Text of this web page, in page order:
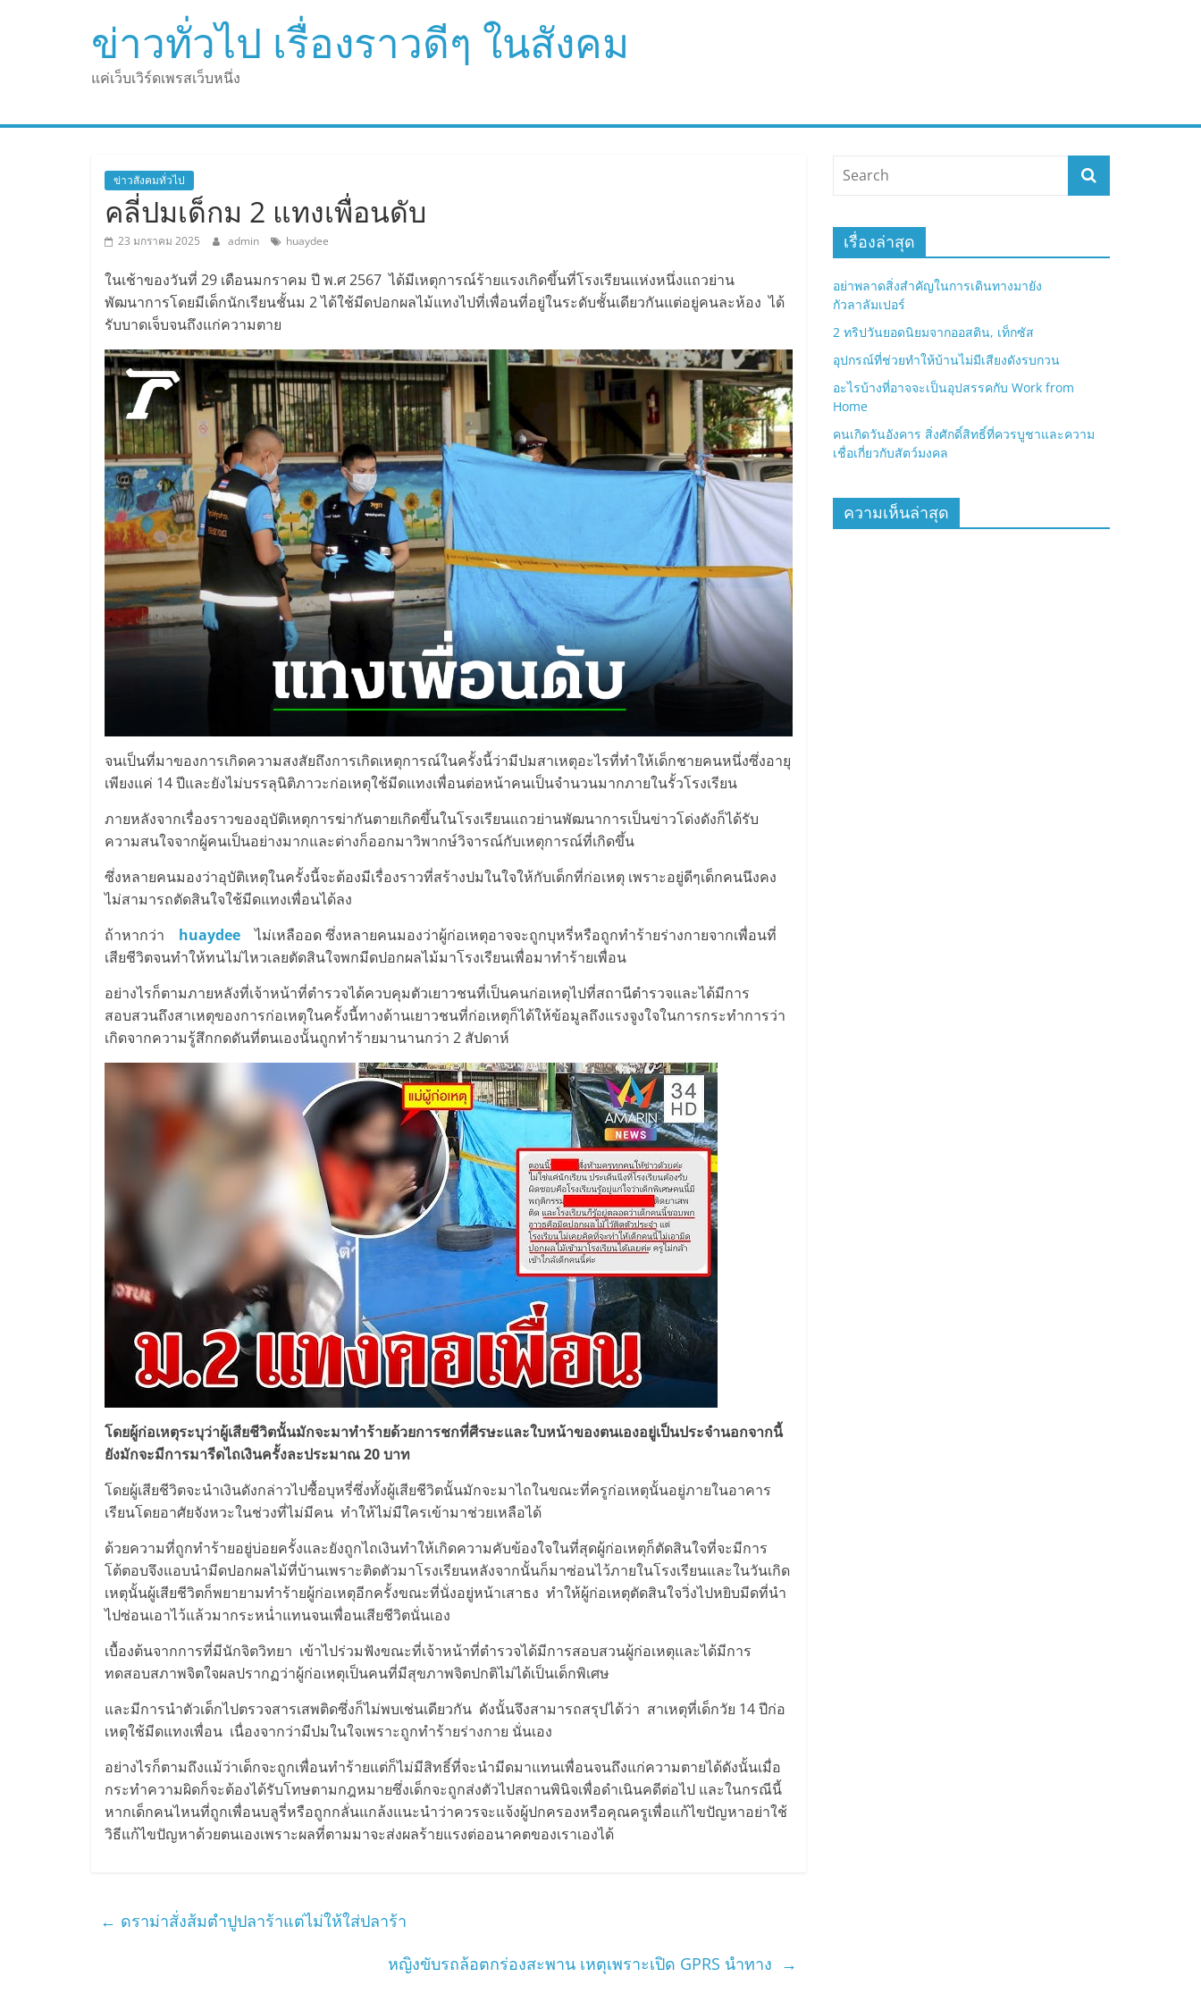
ข่าวทั่วไป เรื่องราวดีๆ ในสังคม
แค่เว็บเวิร์ดเพรสเว็บหนึ่ง
ข่าวสังคมทั่วไป
คลี่ปมเด็กม 2 แทงเพื่อนดับ
23 มกราคม 2025 admin huaydee
ในเช้าของวันที่ 29 เดือนมกราคม ปี พ.ศ 2567 ได้มีเหตุการณ์ร้ายแรงเกิดขึ้นที่โรงเรียนแห่งหนึ่งแถวย่าน
พัฒนาการโดยมีเด็กนักเรียนชั้นม 2 ได้ใช้มีดปอกผลไม้แทงไปที่เพื่อนที่อยู่ในระดับชั้นเดียวกันแต่อยู่คนละห้อง ได้
รับบาดเจ็บจนถึงแก่ความตาย
จนเป็นที่มาของการเกิดความสงสัยถึงการเกิดเหตุการณ์ในครั้งนี้ว่ามีปมสาเหตุอะไรที่ทำให้เด็กชายคนหนึ่งซึ่งอายุ
เพียงแค่ 14 ปีและยังไม่บรรลุนิติภาวะก่อเหตุใช้มีดแทงเพื่อนต่อหน้าคนเป็นจำนวนมากภายในรั้วโรงเรียน
ภายหลังจากเรื่องราวของอุบัติเหตุการฆ่ากันตายเกิดขึ้นในโรงเรียนแถวย่านพัฒนาการเป็นข่าวโด่งดังก็ได้รับ
ความสนใจจากผู้คนเป็นอย่างมากและต่างก็ออกมาวิพากษ์วิจารณ์กับเหตุการณ์ที่เกิดขึ้น
ซึ่งหลายคนมองว่าอุบัติเหตุในครั้งนี้จะต้องมีเรื่องราวที่สร้างปมในใจให้กับเด็กที่ก่อเหตุ เพราะอยู่ดีๆเด็กคนนึงคง
ไม่สามารถตัดสินใจใช้มีดแทงเพื่อนได้ลง
ถ้าหากว่า huaydee ไม่เหลืออด ซึ่งหลายคนมองว่าผู้ก่อเหตุอาจจะถูกบุหรี่หรือถูกทำร้ายร่างกายจากเพื่อนที่
เสียชีวิตจนทำให้ทนไม่ไหวเลยตัดสินใจพกมีดปอกผลไม้มาโรงเรียนเพื่อมาทำร้ายเพื่อน
อย่างไรก็ตามภายหลังที่เจ้าหน้าที่ตำรวจได้ควบคุมตัวเยาวชนที่เป็นคนก่อเหตุไปที่สถานีตำรวจและได้มีการ
สอบสวนถึงสาเหตุของการก่อเหตุในครั้งนี้ทางด้านเยาวชนที่ก่อเหตุก็ได้ให้ข้อมูลถึงแรงจูงใจในการกระทำการว่า
เกิดจากความรู้สึกกดดันที่ตนเองนั้นถูกทำร้ายมานานกว่า 2 สัปดาห์
โดยผู้ก่อเหตุระบุว่าผู้เสียชีวิตนั้นมักจะมาทำร้ายด้วยการชกที่ศีรษะและใบหน้าของตนเองอยู่เป็นประจำนอกจากนี้
ยังมักจะมีการมารีดไถเงินครั้งละประมาณ 20 บาท
โดยผู้เสียชีวิตจะนำเงินดังกล่าวไปซื้อบุหรี่ซึ่งทั้งผู้เสียชีวิตนั้นมักจะมาไถในขณะที่ครูก่อเหตุนั้นอยู่ภายในอาคาร
เรียนโดยอาศัยจังหวะในช่วงที่ไม่มีคน ทำให้ไม่มีใครเข้ามาช่วยเหลือได้
ด้วยความที่ถูกทำร้ายอยู่บ่อยครั้งและยังถูกไถเงินทำให้เกิดความคับข้องใจในที่สุดผู้ก่อเหตุก็ตัดสินใจที่จะมีการ
โต้ตอบจึงแอบนำมีดปอกผลไม้ที่บ้านเพราะติดตัวมาโรงเรียนหลังจากนั้นก็มาซ่อนไว้ภายในโรงเรียนและในวันเกิด
เหตุนั้นผู้เสียชีวิตก็พยายามทำร้ายผู้ก่อเหตุอีกครั้งขณะที่นั่งอยู่หน้าเสาธง ทำให้ผู้ก่อเหตุตัดสินใจวิ่งไปหยิบมีดที่นำ
ไปซ่อนเอาไว้แล้วมากระหน่ำแทนจนเพื่อนเสียชีวิตนั่นเอง
เบื้องต้นจากการที่มีนักจิตวิทยา เข้าไปร่วมฟังขณะที่เจ้าหน้าที่ตำรวจได้มีการสอบสวนผู้ก่อเหตุและได้มีการ
ทดสอบสภาพจิตใจผลปรากฏว่าผู้ก่อเหตุเป็นคนที่มีสุขภาพจิตปกติไม่ได้เป็นเด็กพิเศษ
และมีการนำตัวเด็กไปตรวจสารเสพติดซึ่งก็ไม่พบเช่นเดียวกัน ดังนั้นจึงสามารถสรุปได้ว่า สาเหตุที่เด็กวัย 14 ปีก่อ
เหตุใช้มีดแทงเพื่อน เนื่องจากว่ามีปมในใจเพราะถูกทำร้ายร่างกาย นั่นเอง
อย่างไรก็ตามถึงแม้ว่าเด็กจะถูกเพื่อนทำร้ายแต่ก็ไม่มีสิทธิ์ที่จะนำมีดมาแทนเพื่อนจนถึงแก่ความตายได้ดังนั้นเมื่อ
กระทำความผิดก็จะต้องได้รับโทษตามกฎหมายซึ่งเด็กจะถูกส่งตัวไปสถานพินิจเพื่อดำเนินคดีต่อไป และในกรณีนี้
หากเด็กคนไหนที่ถูกเพื่อนบลูรี่หรือถูกกลั่นแกล้งแนะนำว่าควรจะแจ้งผู้ปกครองหรือคุณครูเพื่อแก้ไขปัญหาอย่าใช้
วิธีแก้ไขปัญหาด้วยตนเองเพราะผลที่ตามมาจะส่งผลร้ายแรงต่ออนาคตของเราเองได้
← ดราม่าสั่งส้มตำปูปลาร้าแต่ไม่ให้ใส่ปลาร้า
หญิงขับรถล้อตกร่องสะพาน เหตุเพราะเปิด GPRS นำทาง →
เรื่องล่าสุด
อย่าพลาดสิ่งสำคัญในการเดินทางมายัง
กัวลาลัมเปอร์
2 ทริปวันยอดนิยมจากออสติน, เท็กซัส
อุปกรณ์ที่ช่วยทำให้บ้านไม่มีเสียงดังรบกวน
อะไรบ้างที่อาจจะเป็นอุปสรรคกับ Work from
Home
คนเกิดวันอังคาร สิ่งศักดิ์สิทธิ์ที่ควรบูชาและความ
เชื่อเกี่ยวกับสัตว์มงคล
ความเห็นล่าสุด